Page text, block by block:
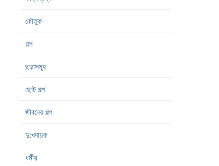
কৌতুক
গল্প
ছড়াসমূহ
ছোট গল্প
জীবনের গল্প
দু:খদায়ক
ধর্মীয়